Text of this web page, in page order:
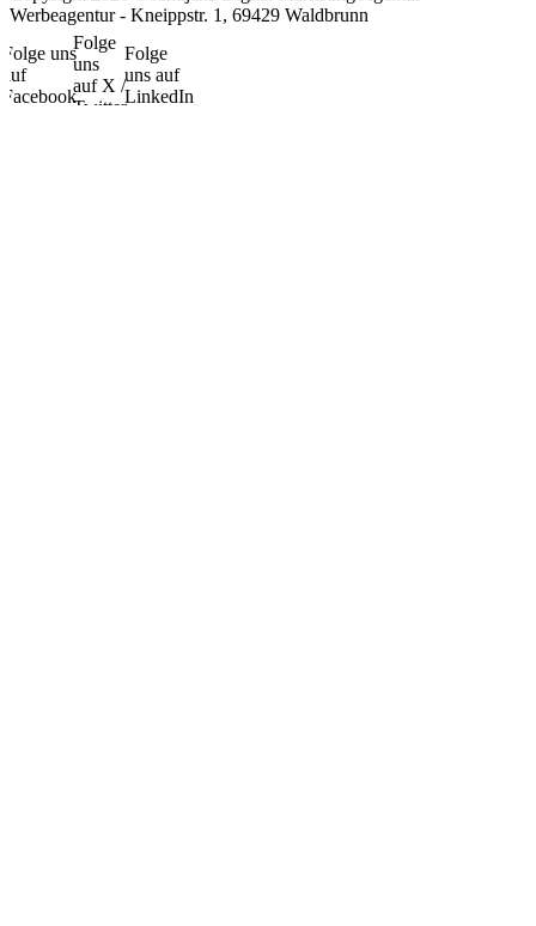
Werbeagentur - Kneippstr. 1, 69429 Waldbrunn
Folge uns
auf
Facebook
Folge
uns
auf X /
Twitter
Folge
uns auf
LinkedIn